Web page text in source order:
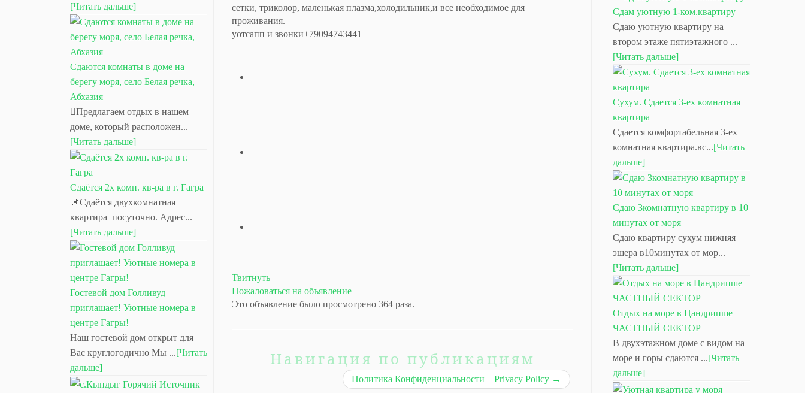
[Читать дальше]
Сдаются комнаты в доме на
берегу моря, село Белая речка,
Абхазия
Предлагаем отдых в нашем
доме, который расположен...
[Читать дальше]
Сдаётся 2х комн. кв-ра в г. Гагра
📌Сдаётся двухкомнатная
квартира посуточно. Адрес...
[Читать дальше]
Гостевой дом Голливуд
приглашает! Уютные номера в
центре Гагры!
Наш гостевой дом открыт для
Вас круглогодично Мы ...[Читать
дальше]
сетки, триколор, маленькая плазма,холодильник,и все необходимое для
проживания.
уотсапп и звонки+79094743441
Твитнуть
Пожаловаться на объявление
Это объявление было просмотрено 364 раза.
Навигация по публикациям
Политика Конфиденциальности – Privacy Policy →
Сдам уютную 1-ком.квартиру
Сдаю уютную квартиру на
втором этаже пятиэтажного ...
[Читать дальше]
Сухум. Сдается 3-ех комнатная
квартира
Сдается комфортабельная 3-ех
комнатная квартира.вс...[Читать
дальше]
Сдаю 3комнатную квартиру в 10
минутах от моря
Сдаю квартиру сухум нижняя
эшера в10минутах от мор...
[Читать дальше]
Отдых на море в Цандрипше
ЧАСТНЫЙ СЕКТОР
В двухэтажном доме с видом на
море и горы сдаются ...[Читать
дальше]